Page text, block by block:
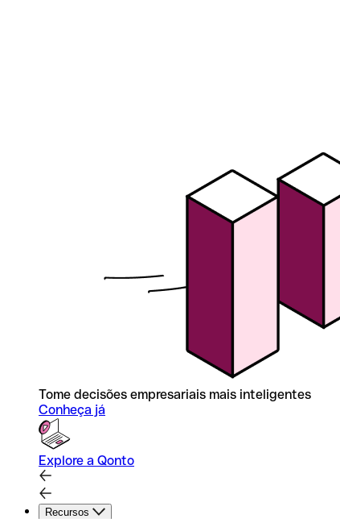
Tome decisões empresariais mais inteligentes
Conheça já
Explore a Qonto
Recursos